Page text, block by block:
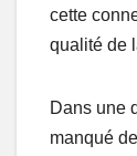
cette
qualité de
Dans une
manqué